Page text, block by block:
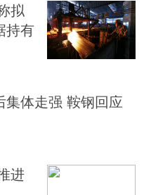
拟
持有
集体走强 鞍钢回应
进